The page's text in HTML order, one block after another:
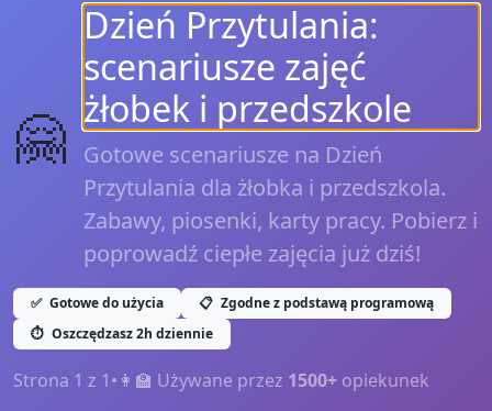
🤗
Dzień Przytulania:
scenariusze zajęć
żłobek i przedszkole
Gotowe scenariusze na Dzień
Przytulania dla żłobka i przedszkola.
Zabawy, piosenki, karty pracy. Pobierz i
poprowadź ciepłe zajęcia już dziś!
✅ Gotowe do użycia 📋 Zgodne z podstawą programową
⏱️ Oszczędzasz 2h dziennie
Strona 1 z 1• 👩‍🏫 Używane przez 1500+ opiekunek